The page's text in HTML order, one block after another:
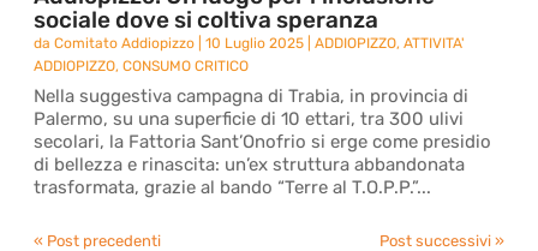
sociale dove si coltiva speranza
daComitato Addiopizzo |10 Luglio 2025 |ADDIOPIZZO,ATTIVITA'
ADDIOPIZZO,CONSUMO CRITICO
Nella suggestiva campagna di Trabia, in provincia di
Palermo, su una superficie di 10 ettari, tra 300 ulivi
secolari, la Fattoria Sant’Onofrio si erge come presidio
di bellezza e rinascita: un’ex struttura abbandonata
trasformata, grazie al bando “Terre al T.O.P.P.”...
« Post precedenti Post successivi »